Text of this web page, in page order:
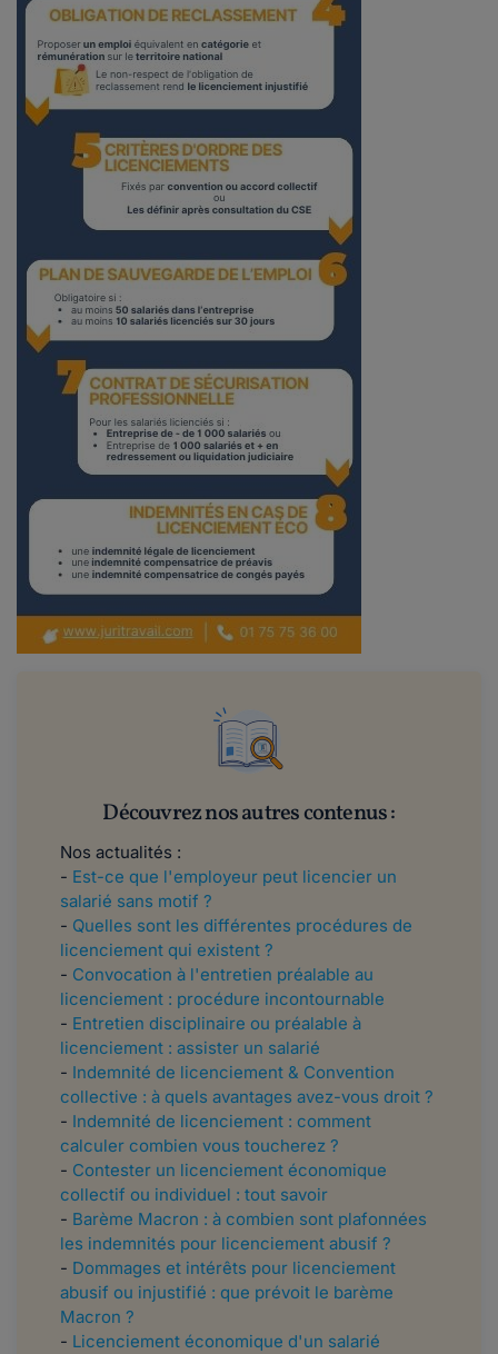
Découvrez nos autres contenus :
Nos actualités :
- Est-ce que l'employeur peut licencier un
salarié sans motif ?
- Quelles sont les différentes procédures de
licenciement qui existent ?
- Convocation à l'entretien préalable au
licenciement : procédure incontournable
- Entretien disciplinaire ou préalable à
licenciement : assister un salarié
- Indemnité de licenciement & Convention
collective : à quels avantages avez-vous droit ?
- Indemnité de licenciement : comment
calculer combien vous toucherez ?
- Contester un licenciement économique
collectif ou individuel : tout savoir
- Barème Macron : à combien sont plafonnées
les indemnités pour licenciement abusif ?
- Dommages et intérêts pour licenciement
abusif ou injustifié : que prévoit le barème
Macron ?
- Licenciement économique d'un salarié